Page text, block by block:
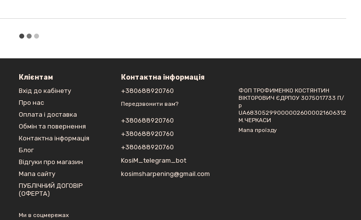
Клієнтам
Вхід до кабінету
Про нас
Оплата і доставка
Обмін та повернення
Контактна інформація
Блог
Відгуки про магазин
Мапа сайту
ПУБЛІЧНИЙ ДОГОВІР
(ОФЕРТА)
Ми в соцмережах
Контактна інформація
+380688920760
Передзвонити вам?
+380688920760
+380688920760
+380688920760
KosiM_telegram_bot
kosimsharpening@gmail.com
ФОП ТРОФИМЕНКО КОСТЯНТИН
ВІКТОРОВИЧ ЄДРПОУ 3075017733 П/
р
UA683052990000026000021606312
М.ЧЕРКАСИ
Мапа проїзду